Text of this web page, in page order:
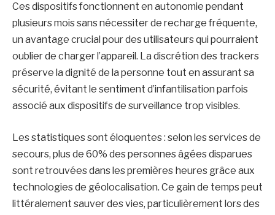
Ces dispositifs fonctionnent en autonomie pendant
plusieurs mois sans nécessiter de recharge fréquente,
un avantage crucial pour des utilisateurs qui pourraient
oublier de charger l’appareil. La discrétion des trackers
préserve la dignité de la personne tout en assurant sa
sécurité, évitant le sentiment d’infantilisation parfois
associé aux dispositifs de surveillance trop visibles.
Les statistiques sont éloquentes : selon les services de
secours, plus de 60% des personnes âgées disparues
sont retrouvées dans les premières heures grâce aux
technologies de géolocalisation. Ce gain de temps peut
littéralement sauver des vies, particulièrement lors des